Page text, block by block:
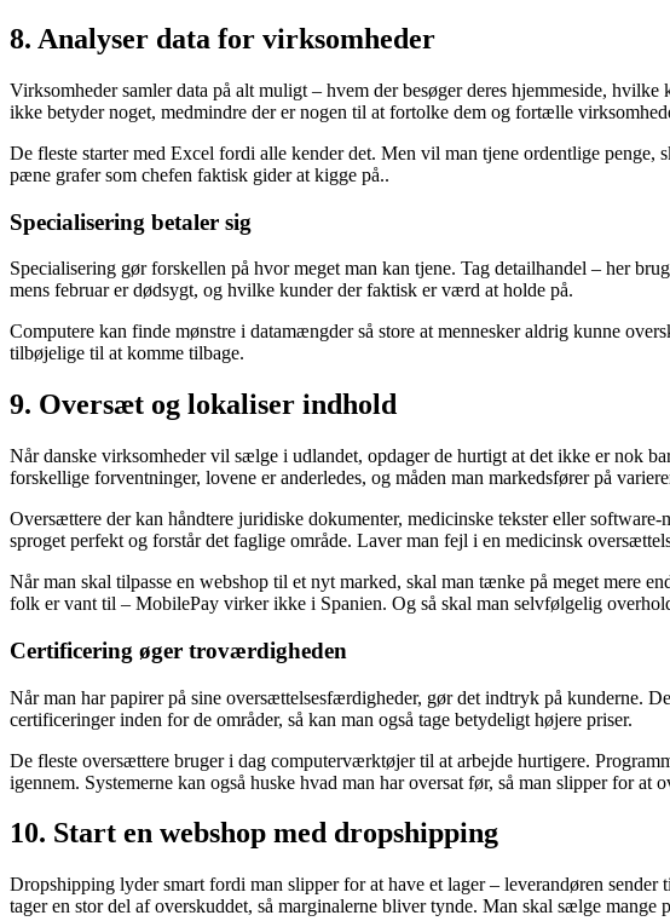
8. Analyser data for virksomheder
Virksomheder samler data på alt muligt – hvem der besøger deres hjemmeside,
ikke betyder noget, medmindre der er nogen til at fortolke dem og fortælle
De fleste starter med Excel fordi alle kender det. Men vil man tjene ordentlige
pæne grafer som chefen faktisk gider at kigge på..
Specialisering betaler sig
Specialisering gør forskellen på hvor meget man kan tjene. Tag detailhandel – her
mens februar er dødsygt, og hvilke kunder der faktisk er værd at holde på.
Computere kan finde mønstre i datamængder så store at mennesker aldrig kunne
tilbøjelige til at komme tilbage.
9. Oversæt og lokaliser indhold
Når danske virksomheder vil sælge i udlandet, opdager de hurtigt at det ikke er nok
forskellige forventninger, lovene er anderledes, og måden man markedsfører på
Oversættere der kan håndtere juridiske dokumenter, medicinske tekster eller
sproget perfekt og forstår det faglige område. Laver man fejl i en medicinsk
Når man skal tilpasse en webshop til et nyt marked, skal man tænke på meget mere
folk er vant til – MobilePay virker ikke i Spanien. Og så skal man selvfølgelig
Certificering øger troværdigheden
Når man har papirer på sine oversættelsesfærdigheder, gør det indtryk på kunderne.
certificeringer inden for de områder, så kan man også tage betydeligt højere priser.
De fleste oversættere bruger i dag computerværktøjer til at arbejde hurtigere.
igennem. Systemerne kan også huske hvad man har oversat før, så man slipper for at
10. Start en webshop med dropshipping
Dropshipping lyder smart fordi man slipper for at have et lager – leverandøren
tager en stor del af overskuddet, så marginalerne bliver tynde. Man skal sælge mange